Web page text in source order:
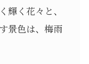
輝く花々と、
景色は、梅雨